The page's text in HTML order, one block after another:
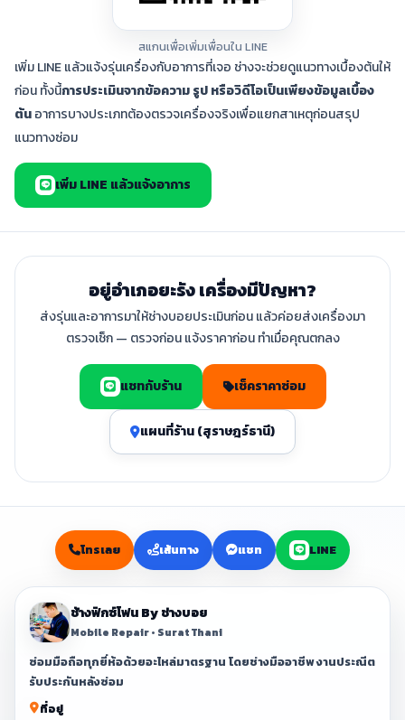
สแกนเพื่อเพิ่มเพื่อนใน LINE
เพิ่ม LINE แล้วแจ้งรุ่นเครื่องกับอาการที่เจอ ช่างจะช่วยดูแนวทางเบื้องต้นให้
ก่อน ทั้งนี้การประเมินจากข้อความ รูป หรือวิดีโอเป็นเพียงข้อมูลเบื้อง
ต้นอาการบางประเภทต้องตรวจเครื่องจริงเพื่อแยกสาเหตุก่อนสรุป
แนวทางซ่อม
เพิ่ม LINE แล้วแจ้งอาการ
อยู่อำเภอยะรัง เครื่องมีปัญหา?
ส่งรุ่นและอาการมาให้ช่างบอยประเมินก่อน แล้วค่อยส่งเครื่องมา
ตรวจเช็ก — ตรวจก่อน แจ้งราคาก่อน ทำเมื่อคุณตกลง
แชทกับร้าน เช็คราคาซ่อม
แผนที่ร้าน (สุราษฎร์ธานี)
โทรเลย เส้นทาง แชท LINE
ช้างฟิกซ์โฟน By ช่างบอย
Mobile Repair • Surat Thani
ซ่อมมือถือทุกยี่ห้อด้วยอะไหล่มาตรฐาน โดยช่างมืออาชีพ งานประณีต
รับประกันหลังซ่อม
ที่อยู่